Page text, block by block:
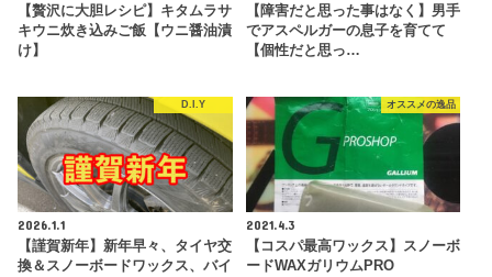
【贅沢に大胆レシピ】キタムラサ
キウニ炊き込みご飯【ウニ醤油漬
け】
【障害だと思った事はなく】男手
でアスペルガーの息子を育てて
【個性だと思っ…
D.I.Y
2026.1.1
【謹賀新年】新年早々、タイヤ交
換＆スノーボードワックス、バイ
オススメの逸品
2021.4.3
【コスパ最高ワックス】スノーボ
ードWAXガリウムPRO